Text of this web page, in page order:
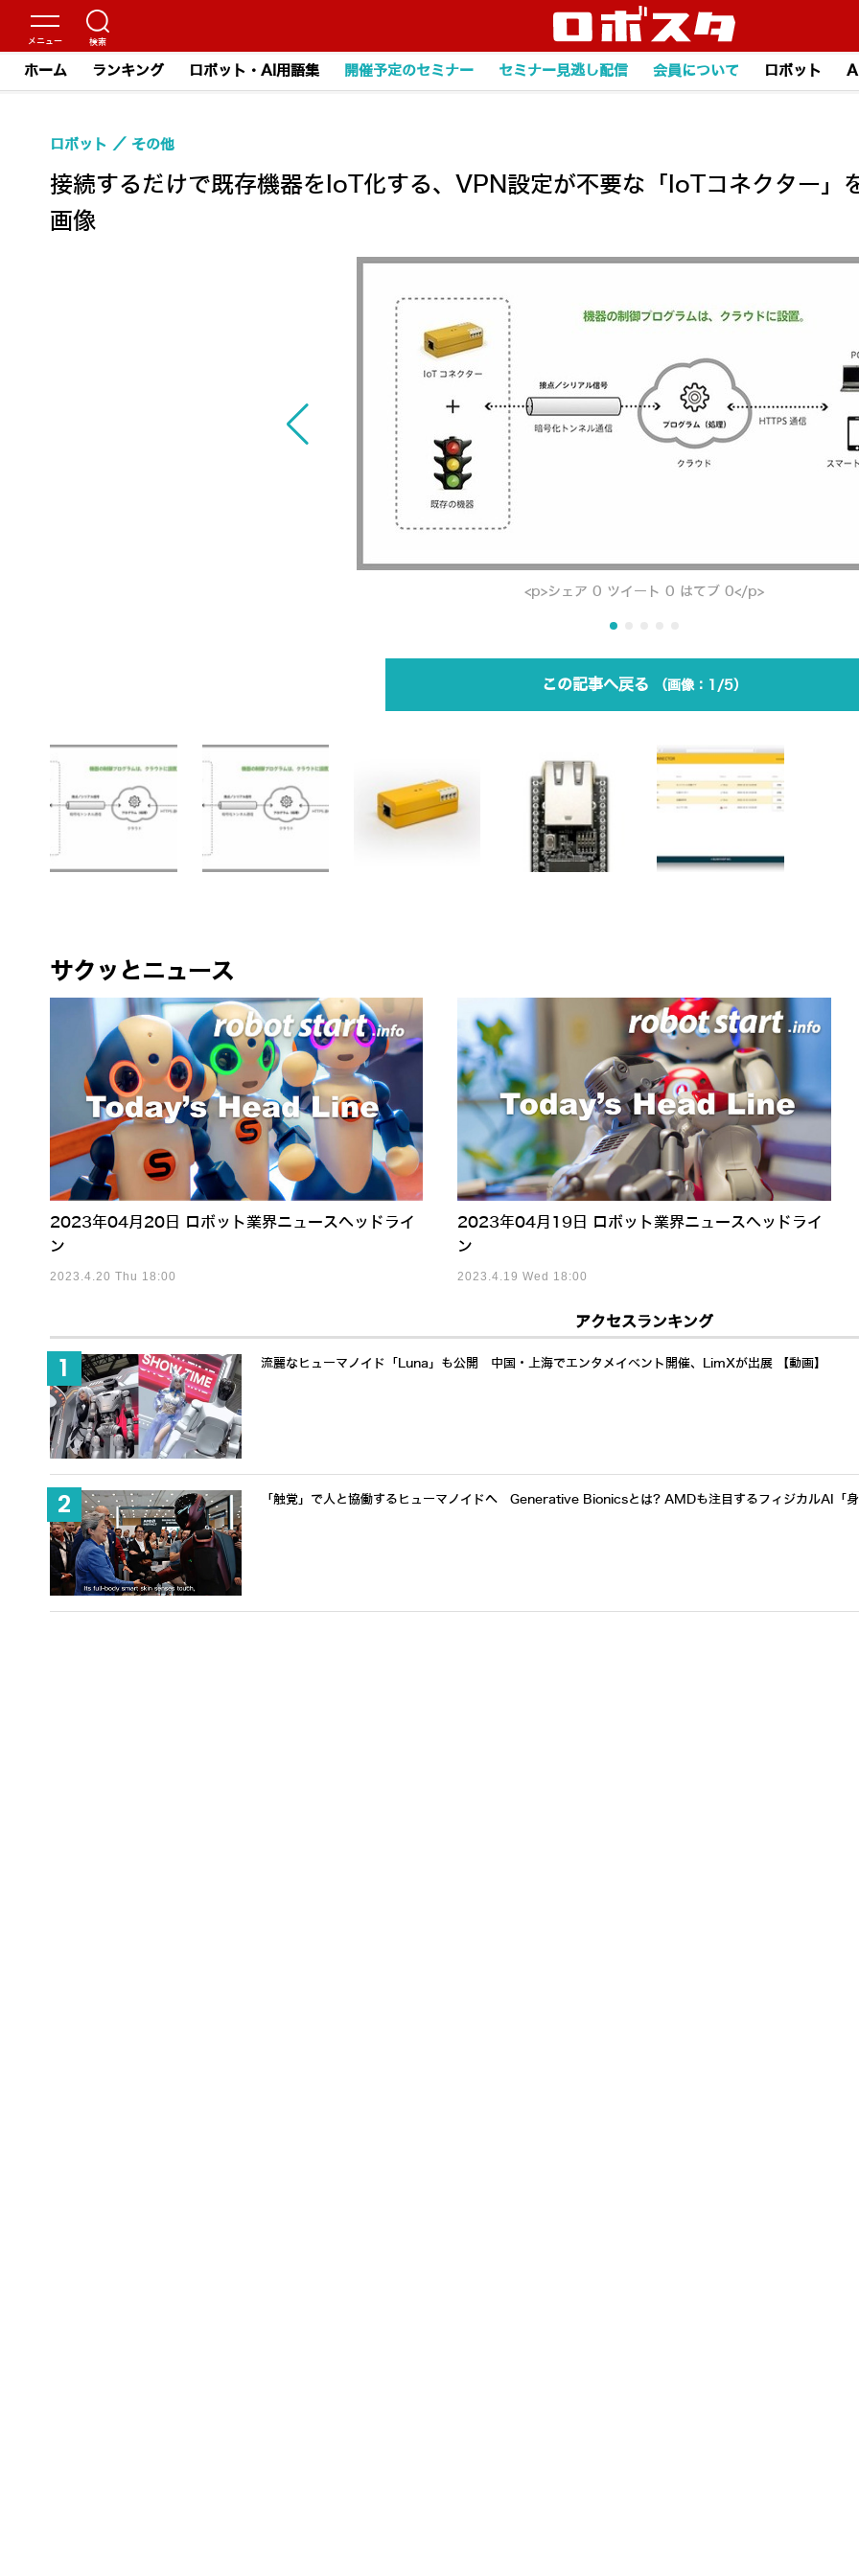
ホーム ランキング ロボット・AI用語集 開催予定のセミナー セミナー見逃し配信 会員について ロボット AI
接続するだけで既存機器をIoT化する、VPN設定が不要な「IoTコネクター」
画像
ロボット その他
<p>シェア 0 ツイート 0 はてブ 0</p>
この記事へ戻る 1/5
サクッとニュース
2023年04月20日 ロボット業界ニュースヘッドライ
ン
2023.4.20 Thu 18:00
2023年04月19日 ロボット業界ニュースヘッドライ
ン
2023.4.19 Wed 18:00
アクセスランキング
流麗なヒューマノイド「Luna」も公開 中国・上海でエンタメイベント開催、LimXが出展 【動画】
「触覚」で人と協働するヒューマノイドへ Generative Bionicsとは? AMDも注目するフィジカルAI「身